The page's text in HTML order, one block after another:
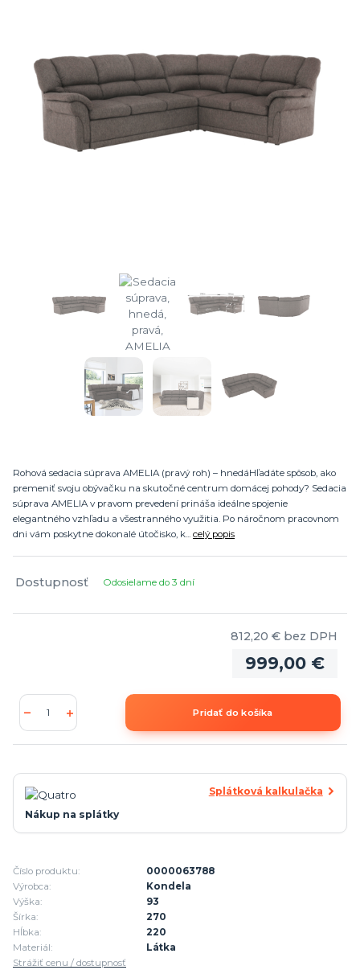
Rohová sedacia súprava AMELIA (pravý roh) – hnedáHľadáte spôsob, ako
premeniť svoju obývačku na skutočné centrum domácej pohody? Sedacia
súprava AMELIA v pravom prevedení prináša ideálne spojenie
elegantného vzhľadu a všestranného využitia. Po náročnom pracovnom
dni vám poskytne dokonalé útočisko, k... celý popis
Dostupnosť Odosielame do 3 dní
999,00 €
812,20 € bez DPH
Pridať do košíka
Splátková kalkulačka
Nákup na splátky
Číslo produktu:
0000063788
Výrobca:
Kondela
Výška:
93
Šírka:
270
Hĺbka:
220
Materiál:
Látka
Strážiť cenu / dostupnosť